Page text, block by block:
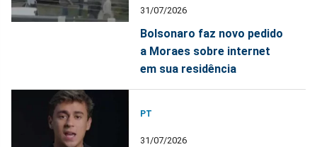
31/07/2026
Bolsonaro faz novo pedido
a Moraes sobre internet
em sua residência
PT
31/07/2026